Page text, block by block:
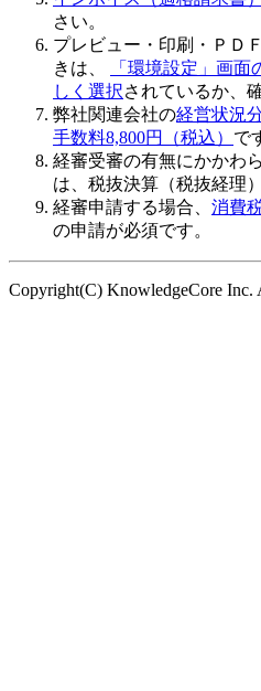
さい。
プレビュー・印刷・ＰＤ
きは、
「環境設定」画
しく選択されているか、
弊社関連会社の経営状況
手数料8,800円（税込） で
経審受審の有無にかかわら
は、税抜決算（税抜経理
経審申請する場合、 消費
の申請が必須です。
Copyright(C) KnowledgeCore Inc.